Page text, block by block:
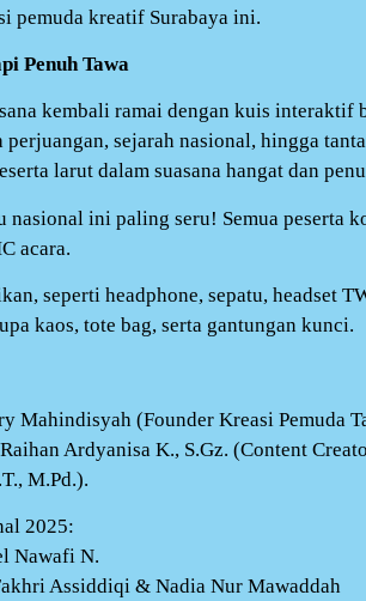
pemuda kreatif Surabaya ini.
Penuh Tawa
kembali ramai dengan kuis interaktif
sejarah nasional, hingga
larut dalam suasana hangat dan
ini paling seru! Semua peserta
acara.
seperti headphone, sepatu, headset
kaos, tote bag, serta gantungan kunci.
Mahindisyah (Founder Kreasi Pemuda
Ardyanisa K., S.Gz. (Content
M.Pd.).
2025:
Nawafi N.
Assiddiqi & Nadia Nur Mawaddah